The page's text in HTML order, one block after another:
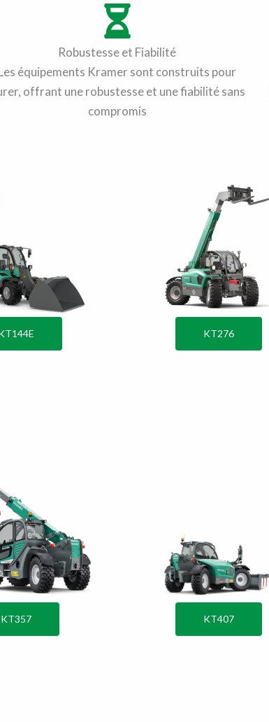
Robustesse et Fiabilité
équipements Kramer sont construits pour
offrant une robustesse et une fiabilité sans
compromis
KT276
KT357 KT407